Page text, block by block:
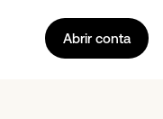
Abrir conta